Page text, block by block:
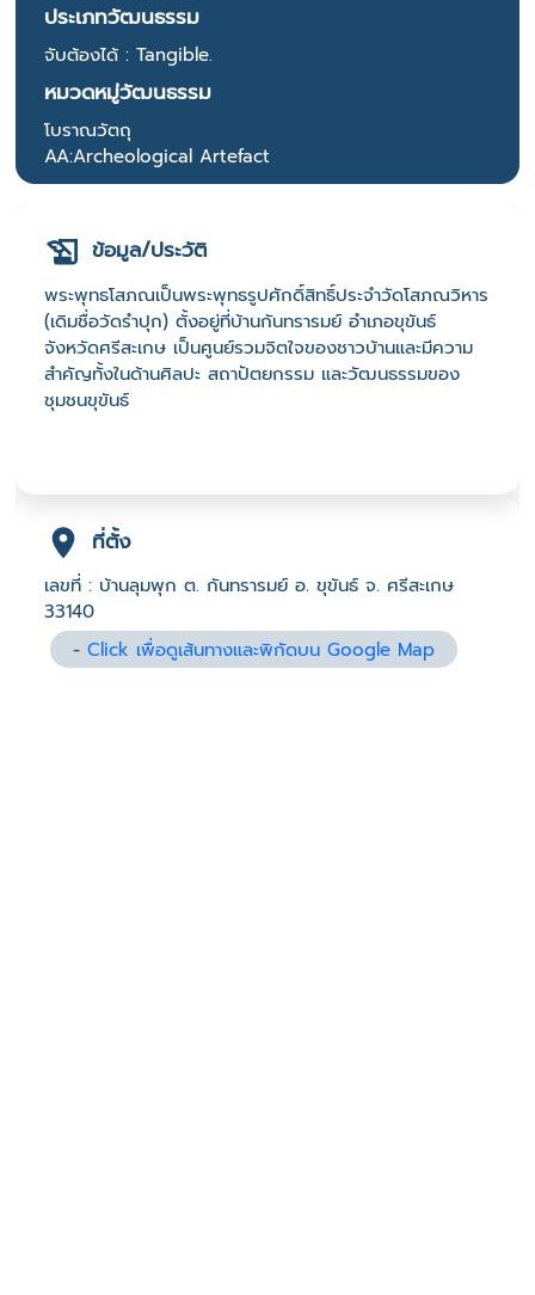
ประเภทวัฒนธรรม
จับต้องได้ : Tangible.
หมวดหมู่วัฒนธรรม
โบราณวัตถุ
AA:Archeological Artefact
ข้อมูล/ประวัติ
พระพุทธโสภณเป็นพระพุทธรูปศักดิ์สิทธิ์ประจำวัดโสภณวิหาร
(เดิมชื่อวัดรำปุก) ตั้งอยู่ที่บ้านกันทรารมย์ อำเภอขุขันธ์
จังหวัดศรีสะเกษ เป็นศูนย์รวมจิตใจของชาวบ้านและมีความ
สำคัญทั้งในด้านศิลปะ สถาปัตยกรรม และวัฒนธรรมของ
ชุมชนขุขันธ์
ที่ตั้ง
เลขที่ : บ้านลุมพุก ต. กันทรารมย์ อ. ขุขันธ์ จ. ศรีสะเกษ
33140
-Click เพื่อดูเส้นทางและพิกัดบน Google Map